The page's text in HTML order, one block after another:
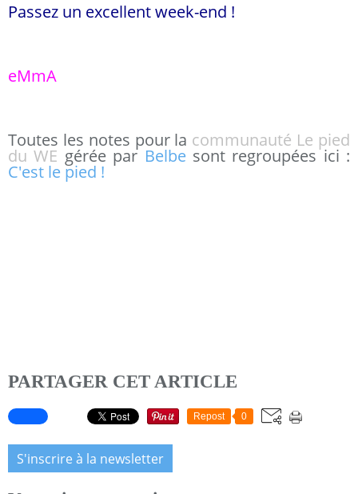
Passez un excellent week-end !
eMmA
Toutes les notes pour la communauté Le pied
du WE gérée par Belbesont regroupées ici :
C'est le pied !
PARTAGER CET ARTICLE
Repost 0
S'inscrire à la newsletter